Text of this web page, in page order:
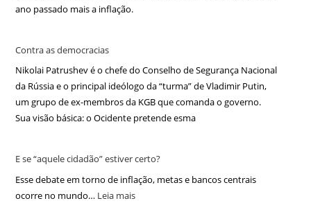
ano passado mais a inflação.
Contra as democracias
Nikolai Patrushev é o chefe do Conselho de Segurança Nacional
da Rússia e o principal ideólogo da “turma” de Vladimir Putin,
um grupo de ex-membros da KGB que comanda o governo.
Sua visão básica: o Ocidente pretende esma
E se “aquele cidadão” estiver certo?
Esse debate em torno de inflação, metas e bancos centrais
ocorre no mundo… Leia mais